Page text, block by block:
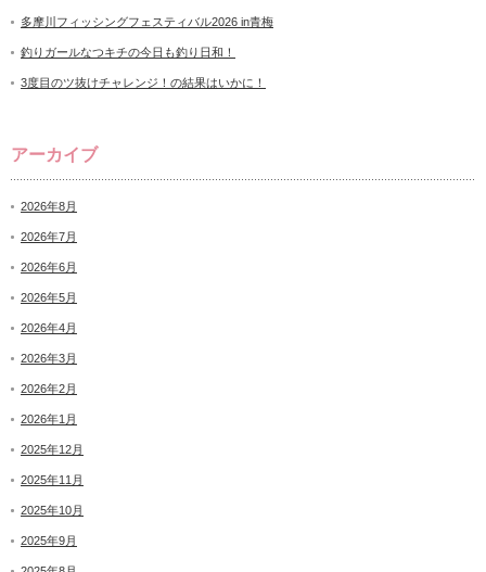
多摩川フィッシングフェスティバル2026 in青梅
釣りガールなつキチの今日も釣り日和！
3度目のツ抜けチャレンジ！の結果はいかに！
アーカイブ
2026年8月
2026年7月
2026年6月
2026年5月
2026年4月
2026年3月
2026年2月
2026年1月
2025年12月
2025年11月
2025年10月
2025年9月